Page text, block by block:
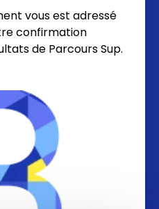
vous est adressé
confirmation
de Parcours Sup.